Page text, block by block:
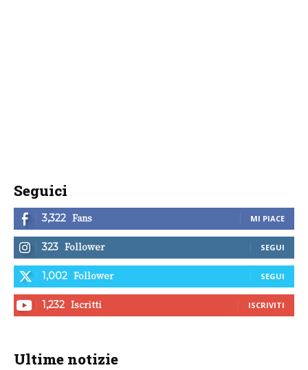
Seguici
3,322 Fans MI PIACE
323 Follower SEGUI
1,002 Follower SEGUI
1,232 Iscritti ISCRIVITI
Ultime notizie